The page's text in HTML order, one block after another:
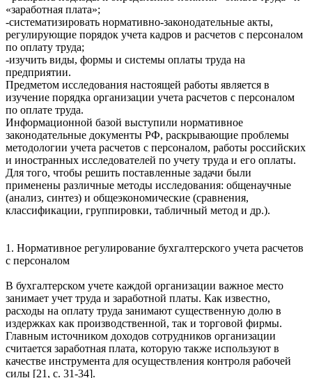
«заработная плата»;
-систематизировать нормативно-законодательные акты,
регулирующие порядок учета кадров и расчетов с персоналом
по оплату труда;
-изучить виды, формы и системы оплаты труда на
предприятии.
Предметом исследования настоящей работы является в
изучение порядка организации учета расчетов с персоналом
по оплате труда.
Информационной базой выступили нормативное
законодательные документы РФ, раскрывающие проблемы
методологии учета расчетов с персоналом, работы российских
и иностранных исследователей по учету труда и его оплаты.
Для того, чтобы решить поставленные задачи были
применены различные методы исследования: общенаучные
(анализ, синтез) и общеэкономические (сравнения,
классификации, группировки, табличный метод и др.).
1. Нормативное регулирование бухгалтерского учета расчетов
с персоналом
В бухгалтерском учете каждой организации важное место
занимает учет труда и заработной платы. Как известно,
расходы на оплату труда занимают существенную долю в
издержках как производственной, так и торговой фирмы.
Главным источником доходов сотрудников организации
считается заработная плата, которую также используют в
качестве инструмента для осуществления контроля рабочей
силы [21, с. 31-34].